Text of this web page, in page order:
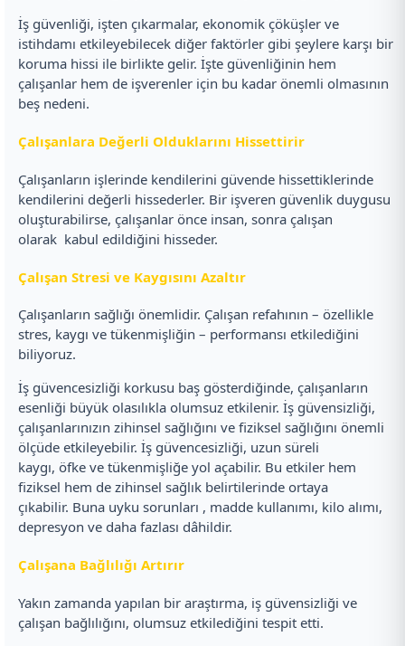
İş güvenliği, işten çıkarmalar, ekonomik çöküşler ve
istihdamı etkileyebilecek diğer faktörler gibi şeylere karşı bir
koruma hissi ile birlikte gelir. İşte güvenliğinin hem
çalışanlar hem de işverenler için bu kadar önemli olmasının
beş nedeni.
Çalışanlara Değerli Olduklarını Hissettirir
Çalışanların işlerinde kendilerini güvende hissettiklerinde
kendilerini değerli hissederler. Bir işveren güvenlik duygusu
oluşturabilirse, çalışanlar önce insan, sonra çalışan
olarak kabul edildiğini hisseder.
Çalışan Stresi ve Kaygısını Azaltır
Çalışanların sağlığı önemlidir. Çalışan refahının – özellikle
stres, kaygı ve tükenmişliğin – performansı etkilediğini
biliyoruz.
İş güvencesizliği korkusu baş gösterdiğinde, çalışanların
esenliği büyük olasılıkla olumsuz etkilenir. İş güvensizliği,
çalışanlarınızın zihinsel sağlığını ve fiziksel sağlığını önemli
ölçüde etkileyebilir. İş güvencesizliği, uzun süreli
kaygı, öfke ve tükenmişliğe yol açabilir. Bu etkiler hem
fiziksel hem de zihinsel sağlık belirtilerinde ortaya
çıkabilir. Buna uyku sorunları , madde kullanımı, kilo alımı,
depresyon ve daha fazlası dâhildir.
Çalışana Bağlılığı Artırır
Yakın zamanda yapılan bir araştırma, iş güvensizliği ve
çalışan bağlılığını, olumsuz etkilediğini tespit etti.